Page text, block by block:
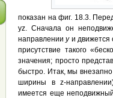
показан на фиг. 18.3.
yz. Сначала он
направленииу и движется
присутствие такого
значения; просто
быстро. Итак, мы
ширины в z-
имеется еще